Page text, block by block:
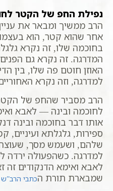
נפילת החפ של הקטר
הרב ממשיך ומבאר את
אחר שהוא קטר, הוא
בחוכמה שלו, זה נקרא
המדרגה. זה נקרא גם
האוזן חוטם פה שלו, בין
למדרגה, וזה נקרא
הרב מסביר שהחפ של
לחוכמה ובינה — לאבא
אותו דבר בחוכמה ובינה
ספירות, גלגלתא ועיניים,
שלהם, ושעמש מסך,
למדרגה. כשהפעולה
לאבא ואימא הדנקודים זה
שמבארת תורת הכתבי הרב”ש